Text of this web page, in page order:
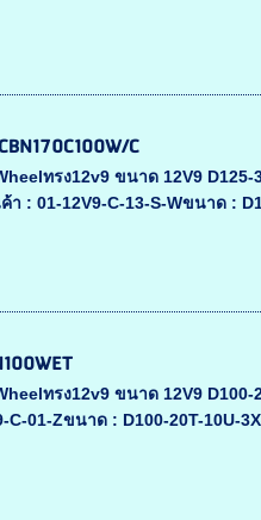
C
ทรง12v9 ขนาด 12V9 D125-
: 01-12V9-C-13-S-Wขนาด :
ทรง12v9 ขนาด 12V9 D100-
01-Zขนาด : D100-20T-10U-